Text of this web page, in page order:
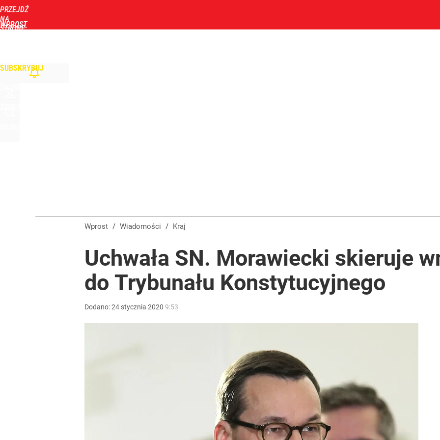
PRZEJDŹ
NA
STRONĘ
WPROST
SUBSKRYBUJ
Wprost / Wiadomości / Kraj
Uchwała SN. Morawiecki skieruje
do Trybunału Konstytucyjnego
Dodano:24 stycznia 2020 9:53